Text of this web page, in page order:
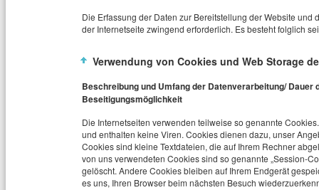
Die Erfassung der Daten zur Bereitstellung der Website
der Internetseite zwingend erforderlich. Es besteht folglich
Verwendung von Cookies und Web Storage
Beschreibung und Umfang der Datenverarbeitung/ Dauer
Beseitigungsmöglichkeit
Die Internetseiten verwenden teilweise so genannte
und enthalten keine Viren. Cookies dienen dazu, unser
Cookies sind kleine Textdateien, die auf Ihrem Rechner
von uns verwendeten Cookies sind so genannte „Session-
gelöscht. Andere Cookies bleiben auf Ihrem Endgerät
es uns, Ihren Browser beim nächsten Besuch